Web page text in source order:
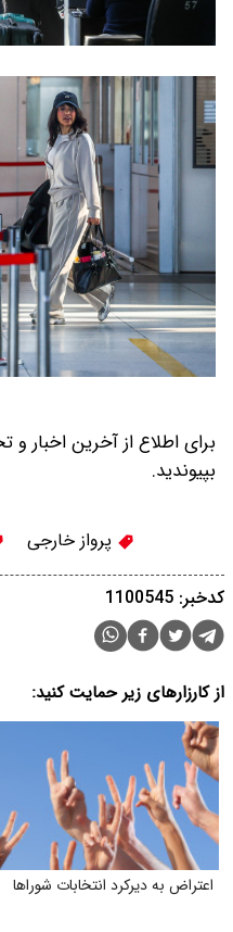
برای اطلاع از آخرین اخبار و
بپیوندید.
پرواز خارجی
کدخبر: 1100545
از کارزارهای زیر حمایت کنید:
اعتراض به دیرکرد انتخابات شوراها